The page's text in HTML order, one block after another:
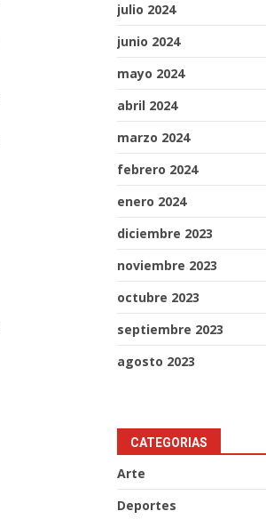
julio 2024
junio 2024
mayo 2024
abril 2024
marzo 2024
febrero 2024
enero 2024
diciembre 2023
noviembre 2023
octubre 2023
septiembre 2023
agosto 2023
CATEGORIAS
Arte
Deportes